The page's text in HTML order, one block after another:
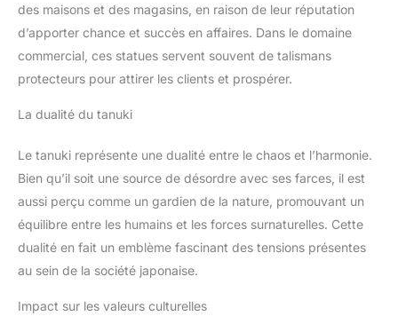
des maisons et des magasins, en raison de leur réputation
d’apporter chance et succès en affaires. Dans le domaine
commercial, ces statues servent souvent de talismans
protecteurs pour attirer les clients et prospérer.
La dualité du tanuki
Le tanuki représente une dualité entre le chaos et l’harmonie.
Bien qu’il soit une source de désordre avec ses farces, il est
aussi perçu comme un gardien de la nature, promouvant un
équilibre entre les humains et les forces surnaturelles. Cette
dualité en fait un emblème fascinant des tensions présentes
au sein de la société japonaise.
Impact sur les valeurs culturelles